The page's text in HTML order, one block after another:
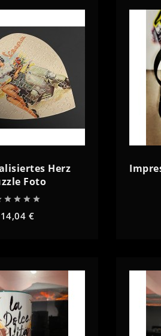
Herz
Foto
   
14,04 €